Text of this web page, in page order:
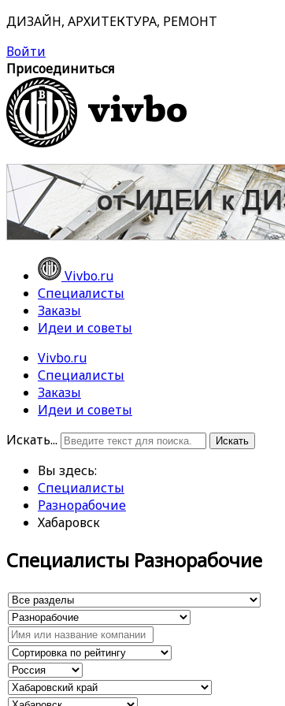
ДИЗАЙН, АРХИТЕКТУРА, РЕМОНТ
Войти
Присоединиться
Vivbo.ru
Специалисты
Заказы
Идеи и советы
Vivbo.ru
Специалисты
Заказы
Идеи и советы
Искать...
Искать
Вы здесь:
Специалисты
Разнорабочие
Хабаровск
Специалисты Разнорабочие